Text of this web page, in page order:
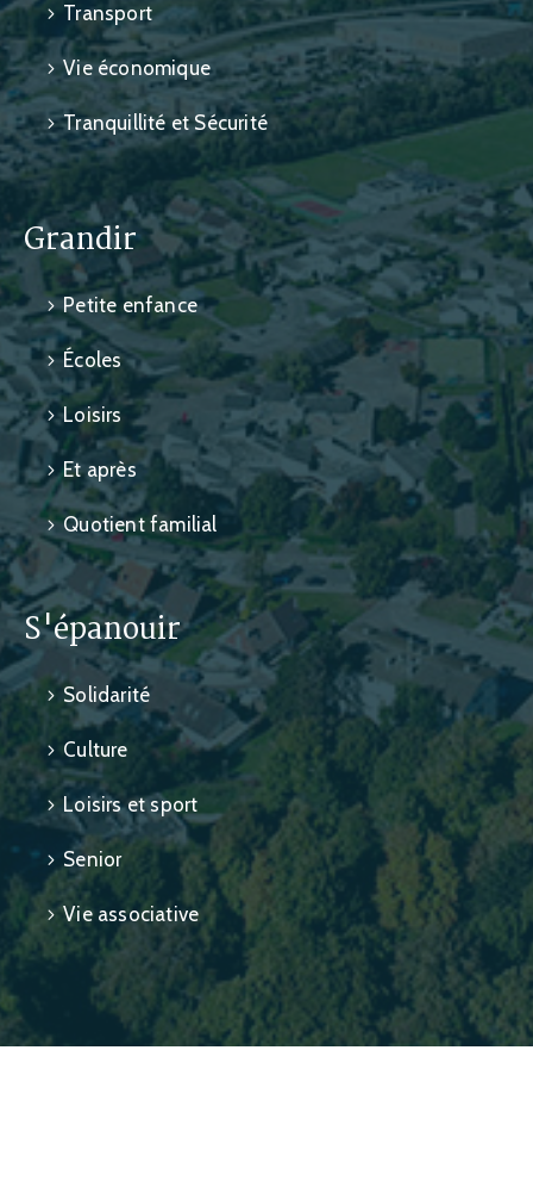
Transport
Vie économique
Tranquillité et Sécurité
Grandir
Petite enfance
Écoles
Loisirs
Et après
Quotient familial
S'épanouir
Solidarité
Culture
Loisirs et sport
Senior
Vie associative